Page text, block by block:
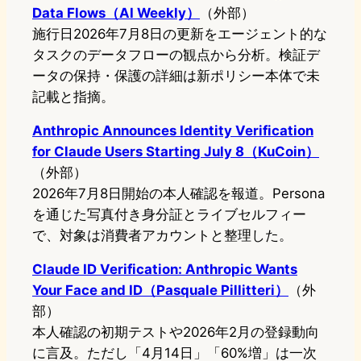
Data Flows（AI Weekly）
（外部）
施行日2026年7月8日の更新をエージェント的な
タスクのデータフローの観点から分析。検証デ
ータの保持・保護の詳細は新ポリシー本体で未
記載と指摘。
Anthropic Announces Identity Verification
for Claude Users Starting July 8（KuCoin）
（外部）
2026年7月8日開始の本人確認を報道。Persona
を通じた写真付き身分証とライブセルフィー
で、対象は消費者アカウントと整理した。
Claude ID Verification: Anthropic Wants
Your Face and ID（Pasquale Pillitteri）
（外
部）
本人確認の初期テストや2026年2月の登録動向
に言及。ただし「4月14日」「60%増」は一次